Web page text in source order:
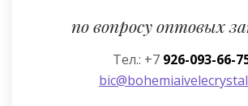
по вопросу оптовых
Тел.: +7 926-093-66-